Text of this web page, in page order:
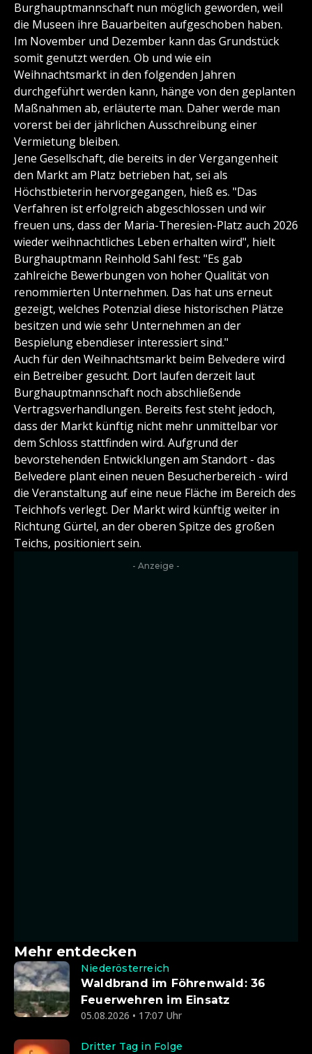
Burghauptmannschaft nun möglich geworden, weil
die Museen ihre Bauarbeiten aufgeschoben haben.
Im November und Dezember kann das Grundstück
somit genutzt werden. Ob und wie ein
Weihnachtsmarkt in den folgenden Jahren
durchgeführt werden kann, hänge von den geplanten
Maßnahmen ab, erläuterte man. Daher werde man
vorerst bei der jährlichen Ausschreibung einer
Vermietung bleiben.
Jene Gesellschaft, die bereits in der Vergangenheit
den Markt am Platz betrieben hat, sei als
Höchstbieterin hervorgegangen, hieß es. "Das
Verfahren ist erfolgreich abgeschlossen und wir
freuen uns, dass der Maria-Theresien-Platz auch 2026
wieder weihnachtliches Leben erhalten wird", hielt
Burghauptmann Reinhold Sahl fest: "Es gab
zahlreiche Bewerbungen von hoher Qualität von
renommierten Unternehmen. Das hat uns erneut
gezeigt, welches Potenzial diese historischen Plätze
besitzen und wie sehr Unternehmen an der
Bespielung ebendieser interessiert sind."
Auch für den Weihnachtsmarkt beim Belvedere wird
ein Betreiber gesucht. Dort laufen derzeit laut
Burghauptmannschaft noch abschließende
Vertragsverhandlungen. Bereits fest steht jedoch,
dass der Markt künftig nicht mehr unmittelbar vor
dem Schloss stattfinden wird. Aufgrund der
bevorstehenden Entwicklungen am Standort - das
Belvedere plant einen neuen Besucherbereich - wird
die Veranstaltung auf eine neue Fläche im Bereich des
Teichhofs verlegt. Der Markt wird künftig weiter in
Richtung Gürtel, an der oberen Spitze des großen
Teichs, positioniert sein.
- Anzeige -
Mehr entdecken
Niederösterreich
Waldbrand im Föhrenwald: 36
Feuerwehren im Einsatz
05.08.2026 • 17:07 Uhr
Dritter Tag in Folge